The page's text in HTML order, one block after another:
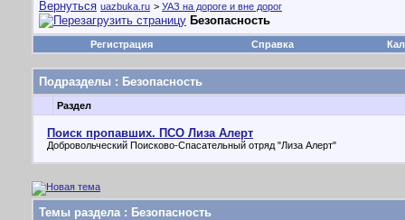
uazbuka.ru > УАЗ на дороге и вне дорог
Безопасность
Регистрация Справка
Подразделы : Безопасность
Раздел
Поиск пропавших. ПСО Лиза Алерт
Добровольческий Поисково-Спасательный отряд "Лиза Алерт"
Темы раздела: Безопасность